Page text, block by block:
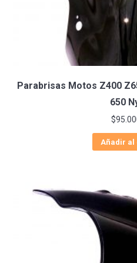
Parabrisas Motos Z400
650
$
Añadir